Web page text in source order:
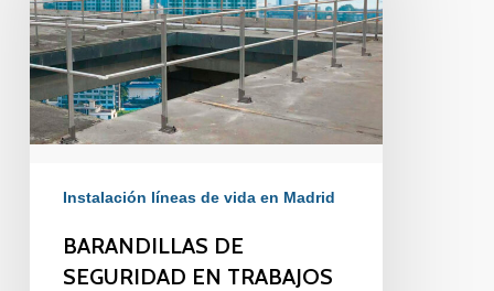
TRABAJOS
EN
ALTURA
Instalación líneas de vida en Madrid
BARANDILLAS DE
SEGURIDAD EN TRABAJOS